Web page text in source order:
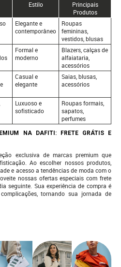
Estilo
Principais
Produtos
Elegante e
contemporâneo
Roupas
femininas,
vestidos, blusas
Formal e
moderno
Blazers, calças de
alfaiataria,
acessórios
Casual e
elegante
Saias, blusas,
acessórios
Luxuoso e
sofisticado
Roupas formais,
sapatos,
perfumes
NA DAFITI: FRETE GRÁTIS E
exclusiva de marcas premium que
Ao escolher nossos produtos,
e acesso a tendências de moda com o
nossas ofertas especiais com frete
seguinte. Sua experiência de compra é
tornando sua jornada de